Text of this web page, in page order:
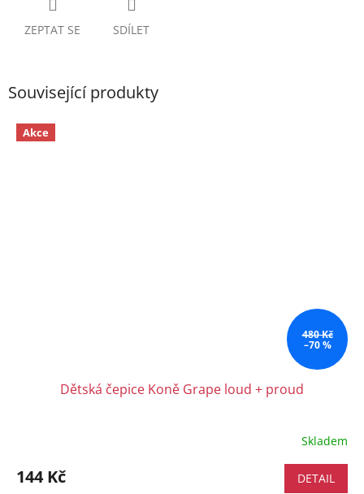
ZEPTAT SE SDÍLET
Související produkty
Akce
480 Kč
–70 %
Dětská čepice Koně Grape loud + proud
Skladem
144 Kč DETAIL